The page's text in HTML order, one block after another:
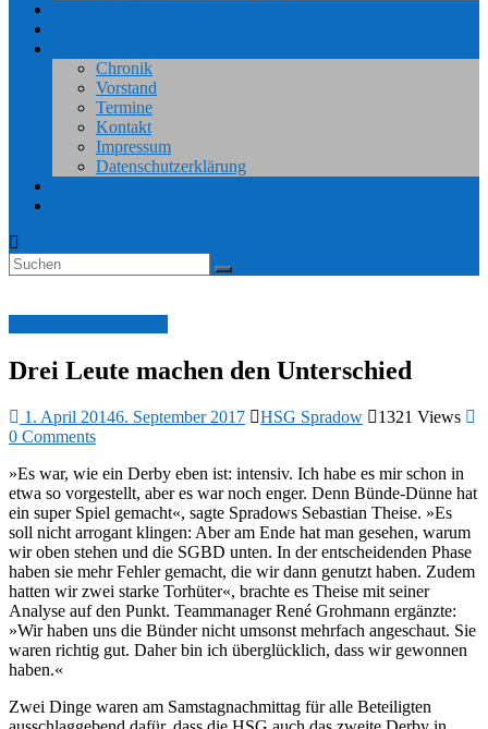
Chronik
Vorstand
Termine
Kontakt
Impressum
Datenschutzerklärung
Drei Leute machen den Unterschied
1. April 20146. September 2017 HSG Spradow
1321 Views
0 Comments
»Es war, wie ein Derby eben ist: intensiv. Ich habe es mir schon in
etwa so vorgestellt, aber es war noch enger. Denn Bünde-Dünne hat
ein super Spiel gemacht«, sagte Spradows Sebastian Theise. »Es
soll nicht arrogant klingen: Aber am Ende hat man gesehen, warum
wir oben stehen und die SGBD unten. In der entscheidenden Phase
haben sie mehr Fehler gemacht, die wir dann genutzt haben. Zudem
hatten wir zwei starke Torhüter«, brachte es Theise mit seiner
Analyse auf den Punkt. Teammanager René Grohmann ergänzte:
»Wir haben uns die Bünder nicht umsonst mehrfach angeschaut. Sie
waren richtig gut. Daher bin ich überglücklich, dass wir gewonnen
haben.«
Zwei Dinge waren am Samstagnachmittag für alle Beteiligten